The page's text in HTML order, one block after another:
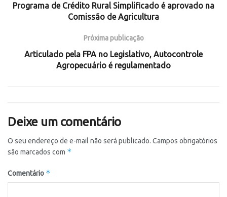
Programa de Crédito Rural Simplificado é aprovado na
Comissão de Agricultura
Próxima publicação
Articulado pela FPA no Legislativo, Autocontrole
Agropecuário é regulamentado
Deixe um comentário
O seu endereço de e-mail não será publicado. Campos obrigatórios
são marcados com *
Comentário *